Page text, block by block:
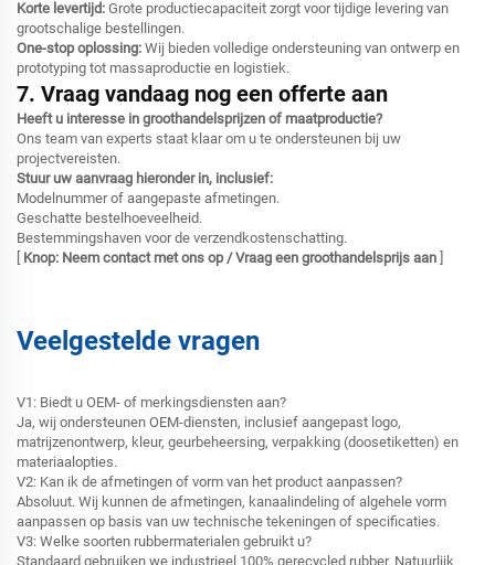
Korte levertijd: Grote productiecapaciteit zorgt voor tijdige levering van
grootschalige bestellingen.
One-stop oplossing: Wij bieden volledige ondersteuning van ontwerp en
prototyping tot massaproductie en logistiek.
7. Vraag vandaag nog een offerte aan
Heeft u interesse in groothandelsprijzen of maatproductie?
Ons team van experts staat klaar om u te ondersteunen bij uw
projectvereisten.
Stuur uw aanvraag hieronder in, inclusief:
Modelnummer of aangepaste afmetingen.
Geschatte bestelhoeveelheid.
Bestemmingshaven voor de verzendkostenschatting.
[ Knop: Neem contact met ons op / Vraag een groothandelsprijs aan ]
Veelgestelde vragen
V1: Biedt u OEM- of merkingsdiensten aan?
Ja, wij ondersteunen OEM-diensten, inclusief aangepast logo,
matrijzenontwerp, kleur, geurbeheersing, verpakking (doosetiketten) en
materiaalopties.
V2: Kan ik de afmetingen of vorm van het product aanpassen?
Absoluut. Wij kunnen de afmetingen, kanaalindeling of algehele vorm
aanpassen op basis van uw technische tekeningen of specificaties.
V3: Welke soorten rubbermaterialen gebruikt u?
Standaard gebruiken we industrieel 100% gerecycled rubber. Natuurlijk